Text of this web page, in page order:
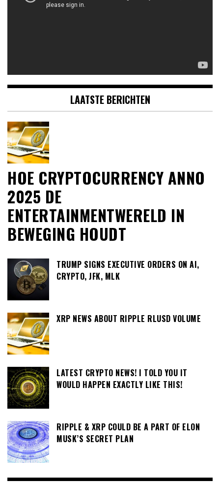
LAATSTE BERICHTEN
HOE CRYPTOCURRENCY ANNO
2025 DE
ENTERTAINMENTWERELD IN
BEWEGING HOUDT
TRUMP SIGNS EXECUTIVE ORDERS ON AI,
CRYPTO, JFK, MLK
XRP NEWS ABOUT RIPPLE RLUSD VOLUME
LATEST CRYPTO NEWS! I TOLD YOU IT
WOULD HAPPEN EXACTLY LIKE THIS!
RIPPLE & XRP COULD BE A PART OF ELON
MUSK’S SECRET PLAN